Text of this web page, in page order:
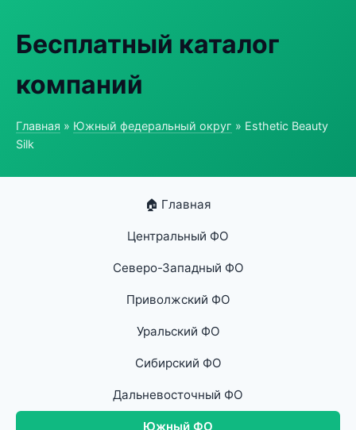
Бесплатный каталог
компаний
Главная » Южный федеральный округ » Esthetic Beauty
Silk
🏠 Главная
Центральный ФО
Северо-Западный ФО
Приволжский ФО
Уральский ФО
Сибирский ФО
Дальневосточный ФО
Южный ФО